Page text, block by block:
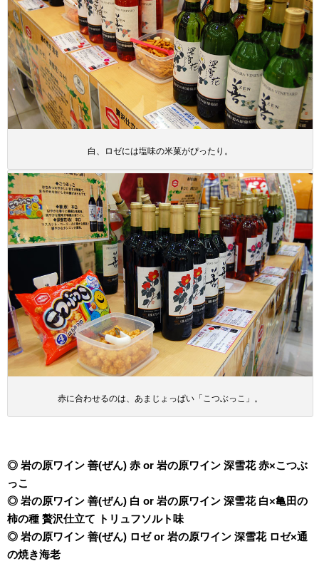
白、ロゼには塩味の米菓がぴったり。
赤に合わせるのは、あまじょっぱい「こつぶっこ」。
◎ 岩の原ワイン 善(ぜん) 赤 or 岩の原ワイン 深雪花 赤×こつぶ
っこ
◎ 岩の原ワイン 善(ぜん) 白 or 岩の原ワイン 深雪花 白×亀田の
柿の種 贅沢仕立て トリュフソルト味
◎ 岩の原ワイン 善(ぜん) ロゼ or 岩の原ワイン 深雪花 ロゼ×通
の焼き海老